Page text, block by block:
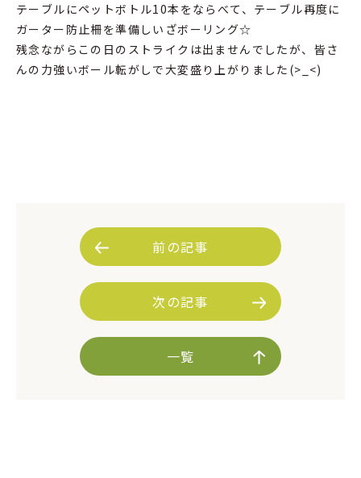
テーブルにペットボトル10本をならべて、テーブル再度に
ガーター防止柵を準備しいざボーリング☆
残念ながらこの日のストライクは出ませんでしたが、皆さ
んの力強いボール転がしで大変盛り上がりました(>_<)
前の記事
次の記事
一覧